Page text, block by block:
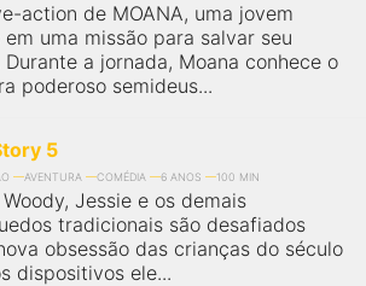
action de MOANA, uma jovem
uma missão para salvar seu
Durante a jornada, Moana conhece o
poderoso semideus...
5
AVENTURA COMÉDIA 6 ANOS 100 MIN
Woody, Jessie e os demais
tradicionais são desafiados
obsessão das crianças do século
dispositivos ele...